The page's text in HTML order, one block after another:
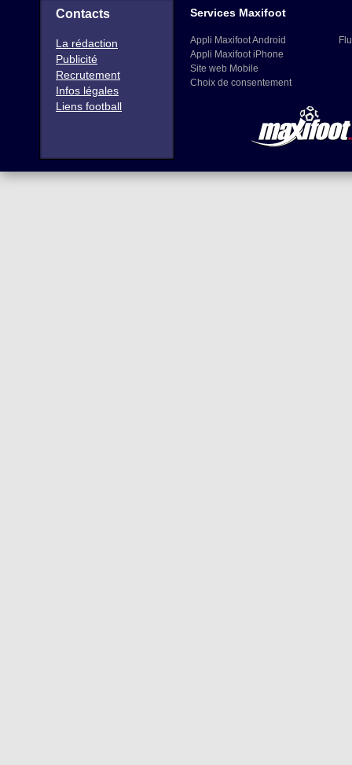
Contacts
La rédaction
Publicité
Recrutement
Infos légales
Liens football
Services Maxifoot
Appli Maxifoot Android
Appli Maxifoot iPhone
Site web Mobile
Choix de consentement